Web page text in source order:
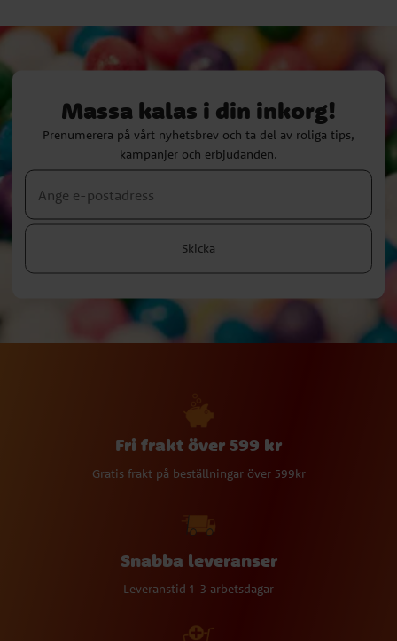
Massa kalas i din inkorg!
Prenumerera på vårt nyhetsbrev och ta del av roliga tips,
kampanjer och erbjudanden.
Skicka
Fri frakt över 599 kr
Gratis frakt på beställningar över 599kr
Snabba leveranser
Leveranstid 1-3 arbetsdagar